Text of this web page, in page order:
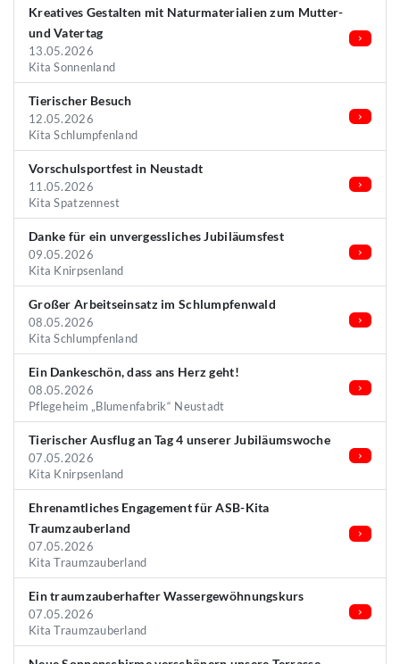
Kreatives Gestalten mit Naturmaterialien zum Mutter-
und Vatertag
13.05.2026
Kita Sonnenland
Tierischer Besuch
12.05.2026
Kita Schlumpfenland
Vorschulsportfest in Neustadt
11.05.2026
Kita Spatzennest
Danke für ein unvergessliches Jubiläumsfest
09.05.2026
Kita Knirpsenland
Großer Arbeitseinsatz im Schlumpfenwald
08.05.2026
Kita Schlumpfenland
Ein Dankeschön, dass ans Herz geht!
08.05.2026
Pflegeheim „Blumenfabrik“ Neustadt
Tierischer Ausflug an Tag 4 unserer Jubiläumswoche
07.05.2026
Kita Knirpsenland
Ehrenamtliches Engagement für ASB-Kita
Traumzauberland
07.05.2026
Kita Traumzauberland
Ein traumzauberhafter Wassergewöhnungskurs
07.05.2026
Kita Traumzauberland